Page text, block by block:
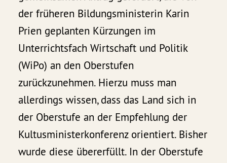
der früheren Bildungsministerin Karin
Prien geplanten Kürzungen im
Unterrichtsfach Wirtschaft und Politik
(WiPo) an den Oberstufen
zurückzunehmen. Hierzu muss man
allerdings wissen, dass das Land sich in
der Oberstufe an der Empfehlung der
Kultusministerkonferenz orientiert. Bisher
wurde diese übererfüllt. In der Oberstufe